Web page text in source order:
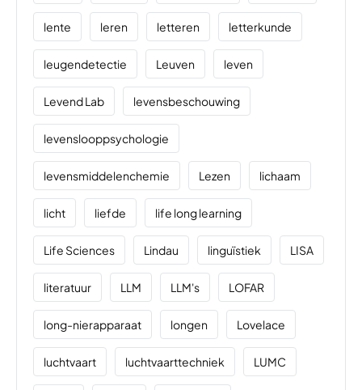
lente leren letteren letterkunde
leugendetectie Leuven leven
Levend Lab levensbeschouwing
levenslooppsychologie
levensmiddelenchemie Lezen lichaam
licht liefde life long learning
Life Sciences Lindau linguïstiek LISA
literatuur LLM LLM's LOFAR
long-nierapparaat longen Lovelace
luchtvaart luchtvaarttechniek LUMC